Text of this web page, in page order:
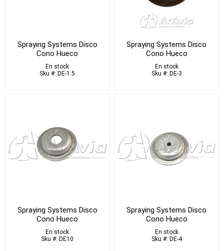
Spraying Systems Disco
Cono Hueco
En stock
Sku #: DE-1.5
Spraying Systems Disco
Cono Hueco
En stock
Sku #: DE-3
Spraying Systems Disco
Cono Hueco
En stock
Sku #: DE10
Spraying Systems Disco
Cono Hueco
En stock
Sku #: DE-4